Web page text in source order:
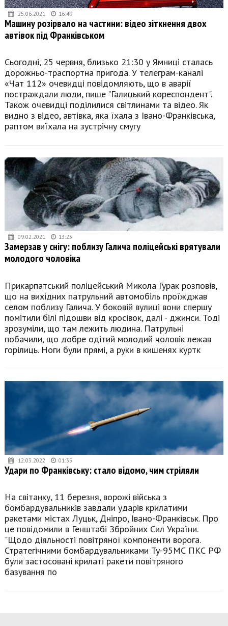
25.06.2021 16:49
Машину розірвало на частини: відео зіткнення двох
автівок під Франківськом
Сьогодні, 25 червня, близько 21:30 у Ямниці сталась
дорожньо-траспортна пригода. У телеграм-каналі
«Чат 112» очевидці повідомляють, що в аварії
постраждали люди, пише "Галицький кореспондент".
Також очевидці поділилися світлинами та відео. Як
видно з відео, автівка, яка їхала з Івано-Франківська,
раптом виїхала на зустрічну смугу
09.02.2021 13:25
Замерзав у снігу: поблизу Галича поліцейські врятували
молодого чоловіка
Прикарпатський поліцейський Микола Гурак розповів,
що на вихідних патрульний автомобіль проїжджав
селом поблизу Галича. У боковій вулиці вони спершу
помітили білі підошви від кросівок, далі - джинси. Тоді
зрозуміли, що там лежить людина. Патрульні
побачили, що добре одітий молодий чоловік лежав
горілиць. Ноги були прямі, а руки в кишенях куртк
12.03.2022 01:35
Удари по Франківську: стало відомо, чим стріляли
На світанку, 11 березня, ворожі війська з
бомбардувальників завдали ударів крилатими
ракетами містах Луцьк, Дніпро, Івано-Франківськ. Про
це повідомили в Генштабі Збройних Сил України.
"Щодо діяльності повітряної компоненти ворога.
Стратегічними бомбардувальниками Ту-95МС ПКС РФ
були застосовані крилаті ракети повітряного
базування по